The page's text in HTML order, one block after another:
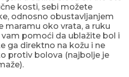
kosti, sebi možete
odnosno obustavljanjem
maramu oko vrata, a ruku
pomoći da ublažite bol i
ga direktno na kožu i ne
protiv bolova (najbolje je